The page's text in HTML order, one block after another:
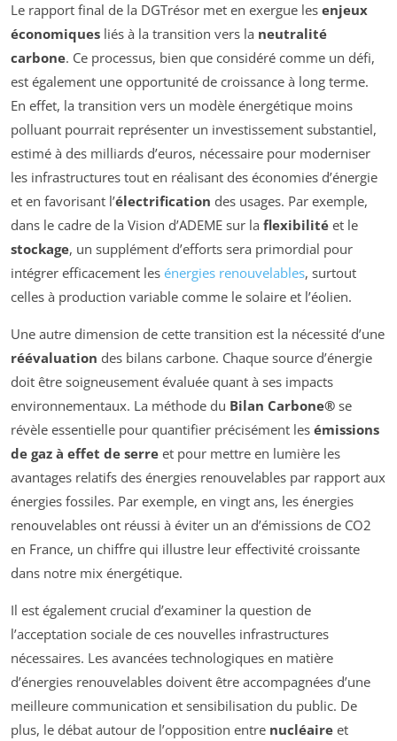
Le rapport final de la DGTrésor met en exergue les enjeux
économiques liés à la transition vers la neutralité
carbone. Ce processus, bien que considéré comme un défi,
est également une opportunité de croissance à long terme.
En effet, la transition vers un modèle énergétique moins
polluant pourrait représenter un investissement substantiel,
estimé à des milliards d’euros, nécessaire pour moderniser
les infrastructures tout en réalisant des économies d’énergie
et en favorisant l’électrification des usages. Par exemple,
dans le cadre de la Vision d’ADEME sur la flexibilité et le
stockage, un supplément d’efforts sera primordial pour
intégrer efficacement les énergies renouvelables, surtout
celles à production variable comme le solaire et l’éolien.
Une autre dimension de cette transition est la nécessité d’une
réévaluation des bilans carbone. Chaque source d’énergie
doit être soigneusement évaluée quant à ses impacts
environnementaux. La méthode du Bilan Carbone® se
révèle essentielle pour quantifier précisément les émissions
de gaz à effet de serre et pour mettre en lumière les
avantages relatifs des énergies renouvelables par rapport aux
énergies fossiles. Par exemple, en vingt ans, les énergies
renouvelables ont réussi à éviter un an d’émissions de CO2
en France, un chiffre qui illustre leur effectivité croissante
dans notre mix énergétique.
Il est également crucial d’examiner la question de
l’acceptation sociale de ces nouvelles infrastructures
nécessaires. Les avancées technologiques en matière
d’énergies renouvelables doivent être accompagnées d’une
meilleure communication et sensibilisation du public. De
plus, le débat autour de l’opposition entre nucléaire et